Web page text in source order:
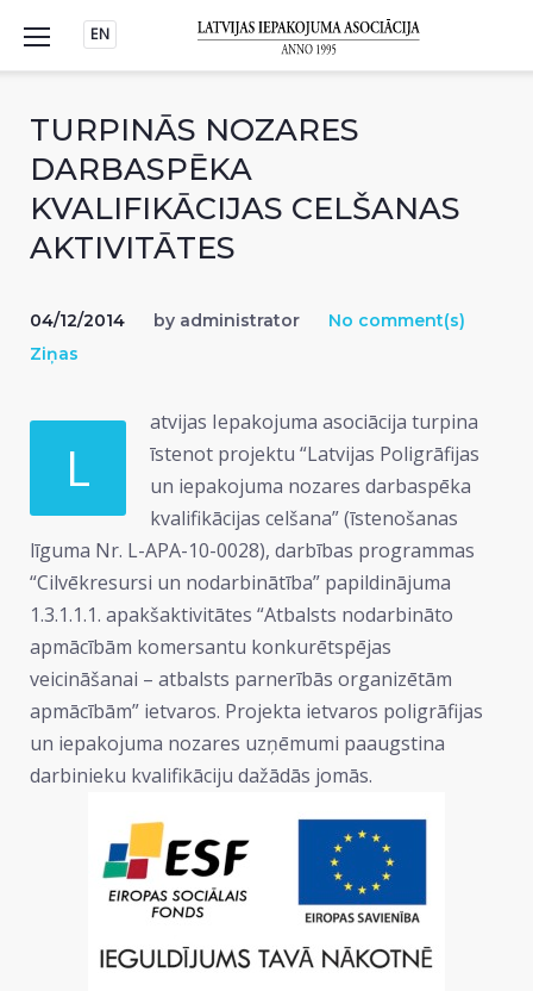
content
EN
TURPINĀS NOZARES
DARBASPĒKA
KVALIFIKĀCIJAS CELŠANAS
AKTIVITĀTES
04/12/2014 by administrator
No comment(s)
Ziņas
L
atvijas Iepakojuma asociācija turpina
īstenot projektu “Latvijas Poligrāfijas
un iepakojuma nozares darbaspēka
kvalifikācijas celšana” (īstenošanas
līguma Nr. L-APA-10-0028), darbības programmas
“Cilvēkresursi un nodarbinātība” papildinājuma
1.3.1.1.1. apakšaktivitātes “Atbalsts nodarbināto
apmācībām komersantu konkurētspējas
veicināšanai – atbalsts parnerībās organizētām
apmācībām” ietvaros. Projekta ietvaros poligrāfijas
un iepakojuma nozares uzņēmumi paaugstina
darbinieku kvalifikāciju dažādās jomās.